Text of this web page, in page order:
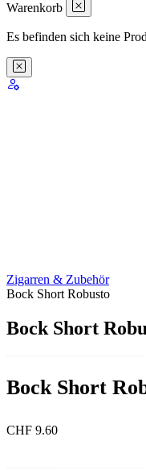
Warenkorb
Es befinden sich keine
Zigarren & Zubehör
Bock Short Robusto
Bock Short
Bock Short
CHF 9.60